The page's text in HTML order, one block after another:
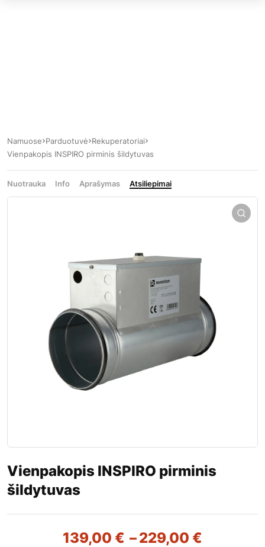
Namuose Parduotuvė Rekuperatoriai
Vienpakopis INSPIRO pirminis šildytuvas
Nuotrauka Info Aprašymas Atsiliepimai
Vienpakopis INSPIRO pirminis
šildytuvas
139,00 € –229,00 €